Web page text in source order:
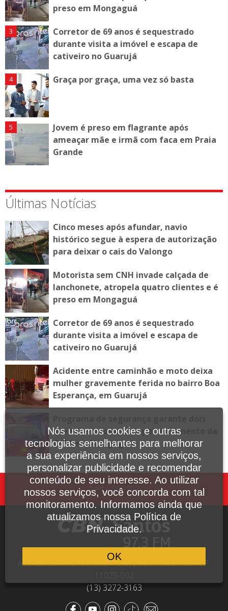
preso em Mongaguá
Corretor de 69 anos é sequestrado
durante visita a imóvel e escapa de
cativeiro no Guarujá
Graça por graça, uma vez só basta
Jovem é preso em flagrante após
ameaçar mãe e irmã com faca em Praia
Grande
Últimas Notícias
Cinco meses após afundar, navio
histórico segue à espera de autorização
para deixar o cais do Valongo
Motorista sem CNH invade calçada de
lanchonete, atropela quatro clientes e é
preso em Mongaguá
Corretor de 69 anos é sequestrado
durante visita a imóvel e escapa de
cativeiro no Guarujá
Acidente entre caminhão e moto deixa
mulher gravemente ferida no bairro Boa
Esperança, em Guarujá
novos veículos para o patrulhamento da
GCM em Mongaguá
Fale Conosco
Avenida Dr. Pedro Lessa, 1640, sala 809, Santos - SP,
(13) 3272-3163
Nós usamos cookies e outras
tecnologias semelhantes para melhorar
a sua experiência em nossos serviços,
personalizar publicidade e recomendar
conteúdo de seu interesse. Ao utilizar
nossos serviços, você concorda com tal
monitoramento. Informamos ainda que
atualizamos nossa Política de
Privacidade.
OK